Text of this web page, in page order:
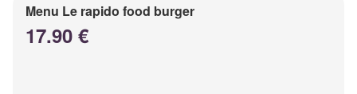
Menu Le rapido food burger
17.90 €